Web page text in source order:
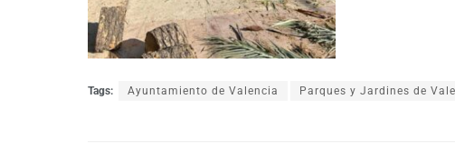
Tags: Ayuntamiento de Valencia Parques y Jardines de